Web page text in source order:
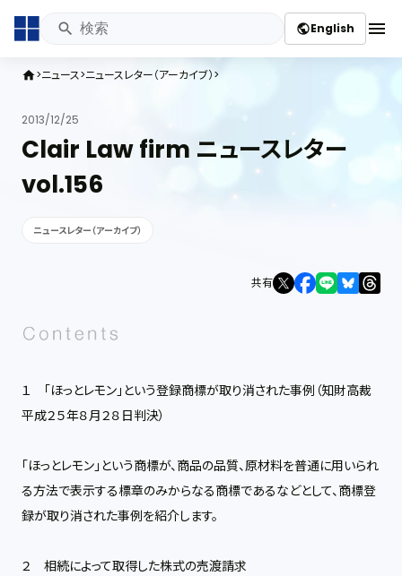
publicEnglish menu
home ニュース ニュースレター（アーカイブ）
2013/12/25
Clair Law firm ニュースレター
vol.156
ニュースレター（アーカイブ）
共有
１ 「ほっとレモン」という登録商標が取り消された事例（知財高裁
平成２５年８月２８日判決）
「ほっとレモン」という商標が、商品の品質、原材料を普通に用いられ
る方法で表示する標章のみからなる商標であるなどとして、商標登
録が取り消された事例を紹介します。
２ 相続によって取得した株式の売渡請求